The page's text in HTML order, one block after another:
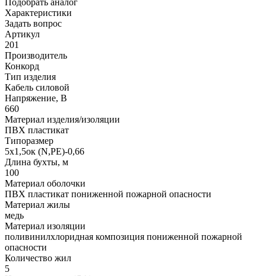
Характеристики
Задать вопрос
Артикул
201
Производитель
Конкорд
Тип изделия
Кабель силовой
Напряжение, В
660
Материал изделия/изоляции
ПВХ пластикат
Типоразмер
5х1,5ок (N,PE)-0,66
Длина бухты, м
100
Материал оболочки
ПВХ пластикат пониженной пожарной опасности
Материал жилы
медь
Материал изоляции
поливинилхлоридная композиция пониженной пожарной
опасности
Количество жил
5